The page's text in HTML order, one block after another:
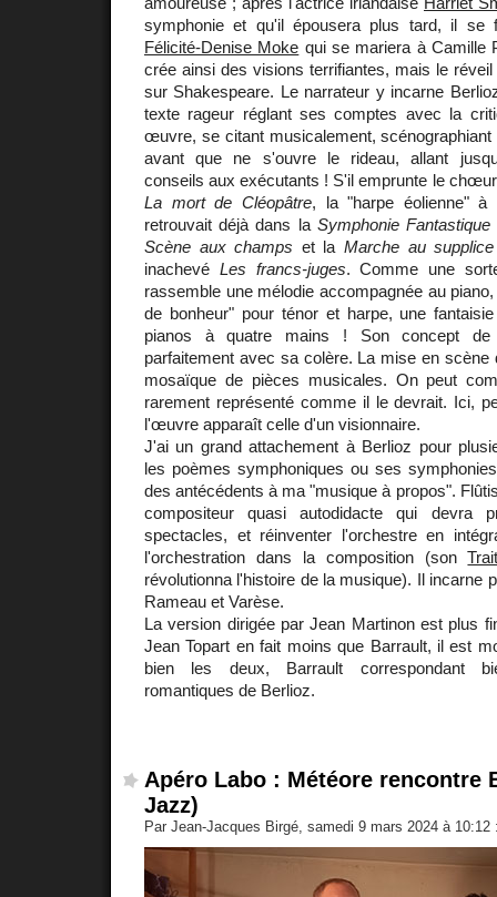
symphonie et qu'il épousera plus tard, il
Félicité-Denise Moke qui se mariera à Camille
crée ainsi des visions terrifiantes, mais le
sur Shakespeare. Le narrateur y incarne
texte rageur réglant ses comptes avec la
œuvre, se citant musicalement,
avant que ne s'ouvre le rideau, allant
conseils aux exécutants ! S'il emprunte le
La mort de Cléopâtre, la "harpe éolienne" à
retrouvait déjà dans la Symphonie Fantastique
Scène aux champs et laMarche au supplice
inachevé Les francs-juges. Comme une
rassemble une mélodie accompagnée au
de bonheur" pour ténor et harpe, une
pianos à quatre mains ! Son concept de
parfaitement avec sa colère. La mise en scène
mosaïque de pièces musicales. On peut
rarement représenté comme il le devrait. Ici,
l'œuvre apparaît celle d'un visionnaire.
J'ai un grand attachement à Berlioz pour
les poèmes symphoniques ou ses
des antécédents à ma "musique à propos".
compositeur quasi autodidacte qui devra
spectacles, et réinventer l'orchestre en
l'orchestration dans la composition (son
révolutionna l'histoire de la musique). Il incarne
Rameau et Varèse.
La version dirigée par Jean Martinon est plus
Jean Topart en fait moins que Barrault, il est
bien les deux, Barrault correspondant
romantiques de Berlioz.
Apéro Labo : Météore rencontre
Jazz)
Par Jean-Jacques Birgé, samedi 9 mars 2024 à 10:12